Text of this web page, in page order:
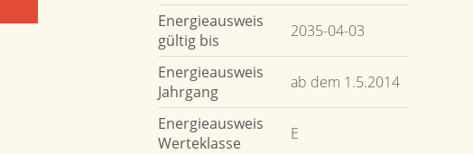
Energieausweis
gültig bis
2035-04-03
Energieausweis
Jahrgang
ab dem 1.5.2014
Energieausweis
Werteklasse
E